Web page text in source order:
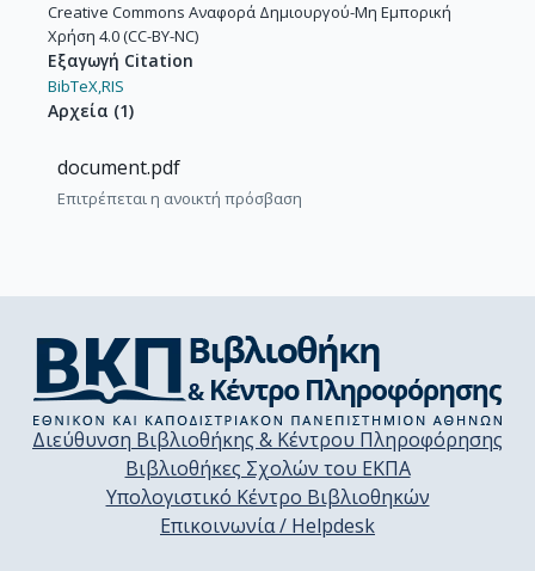
Creative Commons Αναφορά Δημιουργού-Μη Εμπορική
Χρήση 4.0 (CC-BY-NC)
Εξαγωγή Citation
BibTeX,RIS
Αρχεία (1)
document.pdf
Επιτρέπεται η ανοικτή πρόσβαση
Διεύθυνση Βιβλιοθήκης & Κέντρου Πληροφόρησης
Βιβλιοθήκες Σχολών του ΕΚΠΑ
Υπολογιστικό Κέντρο Βιβλιοθηκών
Επικοινωνία / Helpdesk